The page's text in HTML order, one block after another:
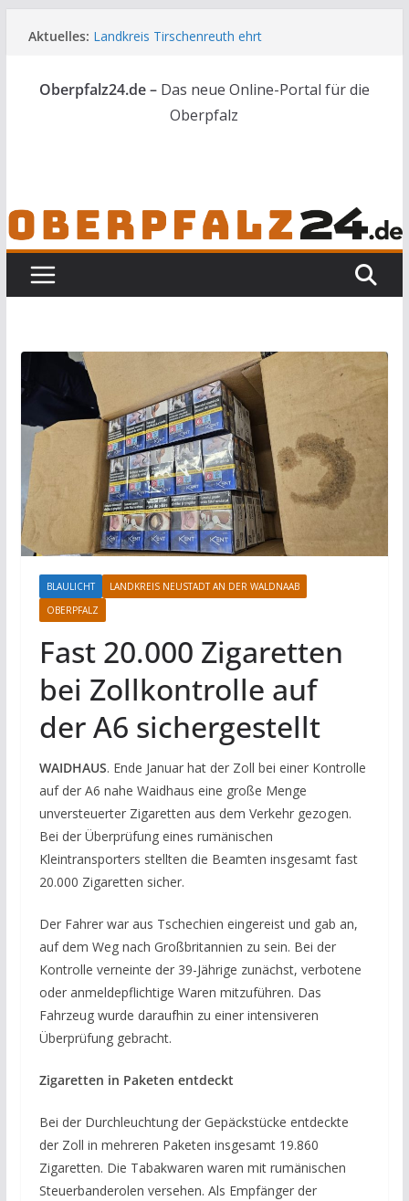
Inhalt
Aktuelles: Landkreis Tirschenreuth ehrt
Deutsch-amerikanischer Schüleraustausch zu
Gast im Landratsamt
Vater und Sohn mit Waffen und Böllern erwischt
Oberpfalz24.de – Das neue Online-Portal für die
Oberpfalz
BLAULICHT
LANDKREIS NEUSTADT AN DER WALDNAAB
OBERPFALZ
Fast 20.000 Zigaretten
bei Zollkontrolle auf
der A6 sichergestellt
WAIDHAUS. Ende Januar hat der Zoll bei einer Kontrolle
auf der A6 nahe Waidhaus eine große Menge
unversteuerter Zigaretten aus dem Verkehr gezogen.
Bei der Überprüfung eines rumänischen
Kleintransporters stellten die Beamten insgesamt fast
20.000 Zigaretten sicher.
Der Fahrer war aus Tschechien eingereist und gab an,
auf dem Weg nach Großbritannien zu sein. Bei der
Kontrolle verneinte der 39-Jährige zunächst, verbotene
oder anmeldepflichtige Waren mitzuführen. Das
Fahrzeug wurde daraufhin zu einer intensiveren
Überprüfung gebracht.
Zigaretten in Paketen entdeckt
Bei der Durchleuchtung der Gepäckstücke entdeckte
der Zoll in mehreren Paketen insgesamt 19.860
Zigaretten. Die Tabakwaren waren mit rumänischen
Steuerbanderolen versehen. Als Empfänger der